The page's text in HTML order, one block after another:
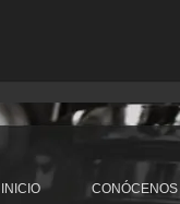
INICIO CONÓCENOS